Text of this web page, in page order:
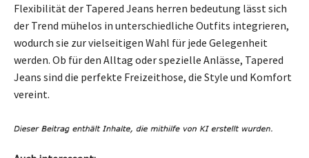
Flexibilität der Tapered Jeans herren bedeutung lässt sich
der Trend mühelos in unterschiedliche Outfits integrieren,
wodurch sie zur vielseitigen Wahl für jede Gelegenheit
werden. Ob für den Alltag oder spezielle Anlässe, Tapered
Jeans sind die perfekte Freizeithose, die Style und Komfort
vereint.